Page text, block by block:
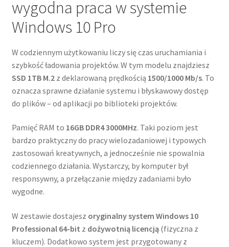
wygodna praca w systemie
Windows 10 Pro
W codziennym użytkowaniu liczy się czas uruchamiania i
szybkość ładowania projektów. W tym modelu znajdziesz
SSD 1TB M.2z deklarowaną prędkością 1500/1000 Mb/s. To
oznacza sprawne działanie systemu i błyskawowy dostęp
do plików – od aplikacji po biblioteki projektów.
Pamięć RAM to 16GB DDR4 3000MHz. Taki poziom jest
bardzo praktyczny do pracy wielozadaniowej i typowych
zastosowań kreatywnych, a jednocześnie nie spowalnia
codziennego działania. Wystarczy, by komputer był
responsywny, a przełączanie między zadaniami było
wygodne.
W zestawie dostajesz oryginalny system Windows 10
Professional 64-bit z dożywotnią licencją(fizyczna z
kluczem). Dodatkowo system jest przygotowany z